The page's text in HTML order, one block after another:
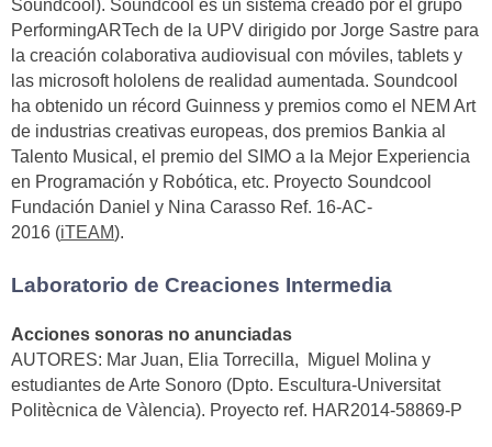
Soundcool). Soundcool es un sistema creado por el grupo
PerformingARTech de la UPV dirigido por Jorge Sastre para
la creación colaborativa audiovisual con móviles, tablets y
las microsoft hololens de realidad aumentada. Soundcool
ha obtenido un récord Guinness y premios como el NEM Art
de industrias creativas europeas, dos premios Bankia al
Talento Musical, el premio del SIMO a la Mejor Experiencia
en Programación y Robótica, etc. Proyecto Soundcool
Fundación Daniel y Nina Carasso Ref. 16-AC-
2016 (iTEAM).
Laboratorio de Creaciones Intermedia
Acciones sonoras no anunciadas
AUTORES: Mar Juan, Elia Torrecilla, Miguel Molina y
estudiantes de Arte Sonoro (Dpto. Escultura-Universitat
Politècnica de Vàlencia). Proyecto ref. HAR2014-58869-P